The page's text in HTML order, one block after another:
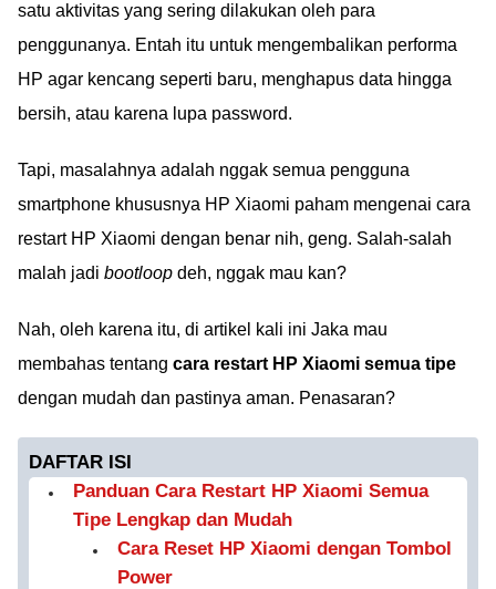
satu aktivitas yang sering dilakukan oleh para
penggunanya. Entah itu untuk mengembalikan performa
HP agar kencang seperti baru, menghapus data hingga
bersih, atau karena lupa password.
Tapi, masalahnya adalah nggak semua pengguna
smartphone khususnya HP Xiaomi paham mengenai cara
restart HP Xiaomi dengan benar nih, geng. Salah-salah
malah jadi bootloop deh, nggak mau kan?
Nah, oleh karena itu, di artikel kali ini Jaka mau
membahas tentang cara restart HP Xiaomi semua tipe
dengan mudah dan pastinya aman. Penasaran?
DAFTAR ISI
Panduan Cara Restart HP Xiaomi Semua
Tipe Lengkap dan Mudah
Cara Reset HP Xiaomi dengan Tombol
Power